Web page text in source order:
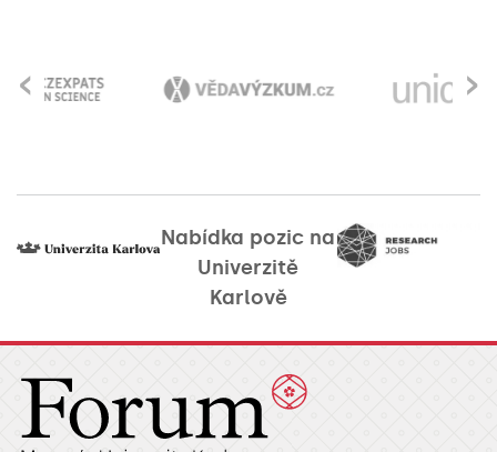
›
‹
Nabídka pozic na
Univerzitě
Karlově